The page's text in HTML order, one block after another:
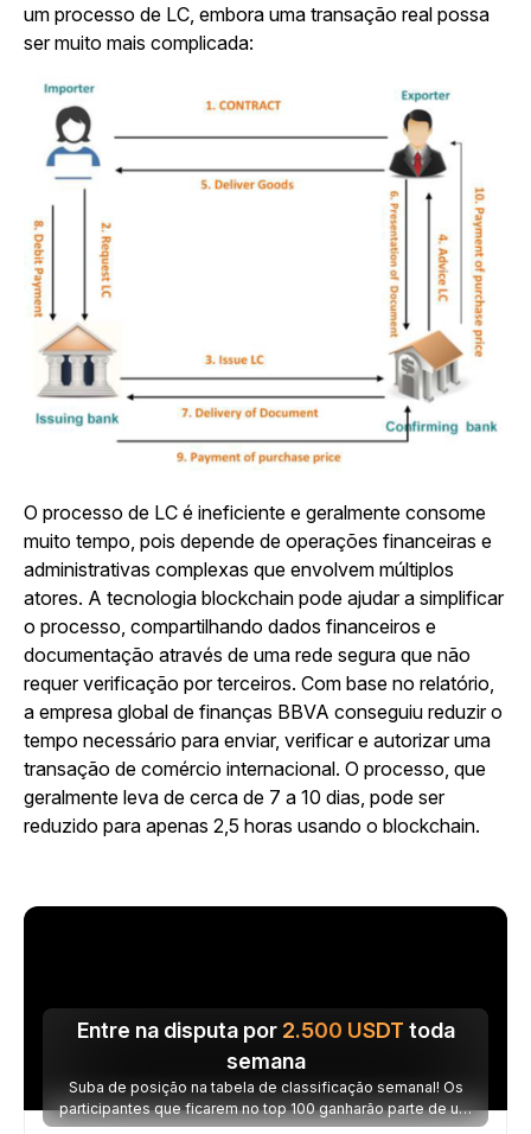
um processo de LC, embora uma transação real possa
ser muito mais complicada:
O processo de LC é ineficiente e geralmente consome
muito tempo, pois depende de operações financeiras e
administrativas complexas que envolvem múltiplos
atores. A tecnologia blockchain pode ajudar a simplificar
o processo, compartilhando dados financeiros e
documentação através de uma rede segura que não
requer verificação por terceiros. Com base no relatório,
a empresa global de finanças BBVA conseguiu reduzir o
tempo necessário para enviar, verificar e autorizar uma
transação de comércio internacional. O processo, que
geralmente leva de cerca de 7 a 10 dias, pode ser
reduzido para apenas 2,5 horas usando o blockchain.
Entre na disputa por 2.500 USDT toda
semana
Suba de posição na tabela de classificação semanal! Os
participantes que ficarem no top 100 ganharão parte de um
prêmio de 2.500 USDT toda semana.